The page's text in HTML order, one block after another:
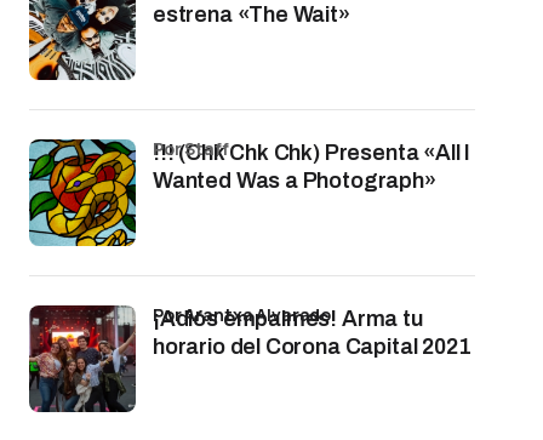
estrena «The Wait»
!!! (Chk Chk Chk) Presenta «All I
Wanted Was a Photograph»
por Staff
¡Adiós empalmes! Arma tu
horario del Corona Capital 2021
por Arantxa Alvarado